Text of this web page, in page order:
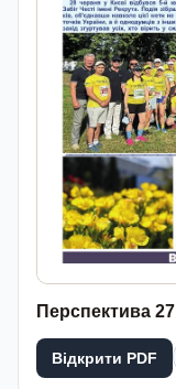
Перспектива 27
Відкрити PDF